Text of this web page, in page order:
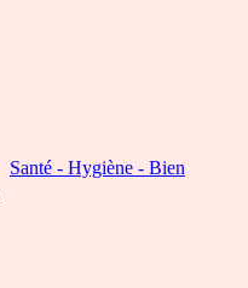
Santé - Hygiène - Bien